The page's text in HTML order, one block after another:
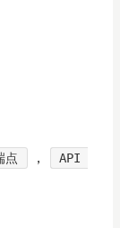
点 ，
API